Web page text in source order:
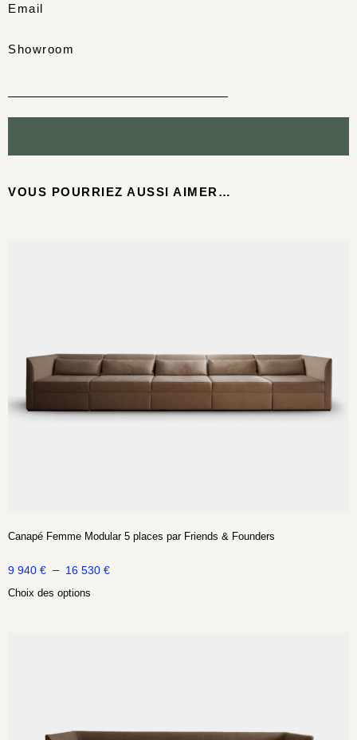
Email
Showroom
VOUS POURRIEZ AUSSI AIMER…
Canapé Femme Modular 5 places par Friends & Founders
9 940 € – 16 530 €
Choix des options